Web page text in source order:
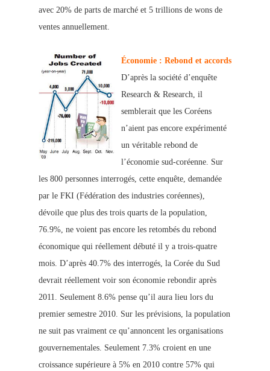
avec 20% de parts de marché et 5 trillions de wons de
ventes annuellement.
Économie : Rebond et accords
D’après la société d’enquête
Research & Research, il
semblerait que les Coréens
n’aient pas encore expérimenté
un véritable rebond de
l’économie sud-coréenne. Sur
les 800 personnes interrogés, cette enquête, demandée
par le FKI (Fédération des industries coréennes),
dévoile que plus des trois quarts de la population,
76.9%, ne voient pas encore les retombés du rebond
économique qui réellement débuté il y a trois-quatre
mois. D’après 40.7% des interrogés, la Corée du Sud
devrait réellement voir son économie rebondir après
2011. Seulement 8.6% pense qu’il aura lieu lors du
premier semestre 2010. Sur les prévisions, la population
ne suit pas vraiment ce qu’annoncent les organisations
gouvernementales. Seulement 7.3% croient en une
croissance supérieure à 5% en 2010 contre 57% qui